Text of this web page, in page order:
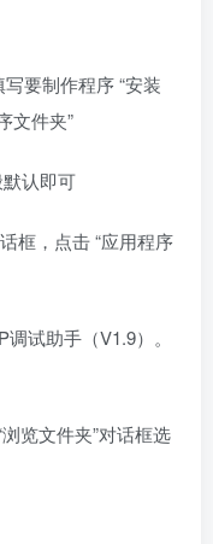
要制作程序 “安装
文件夹”
认即可
框，点击 “应用程序
试助手（V1.9）。
览文件夹”对话框选